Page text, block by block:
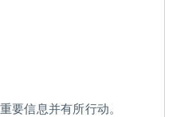
要信息并有所行动。